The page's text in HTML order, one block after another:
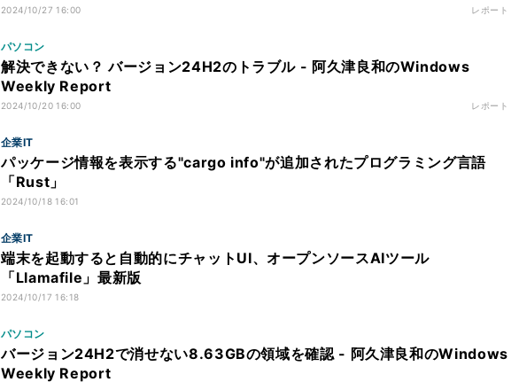
2024/10/27 16:00 レポート
パソコン
解決できない？ バージョン24H2のトラブル - 阿久津良和のWindows
Weekly Report
2024/10/20 16:00 レポート
企業IT
パッケージ情報を表示する"cargo info"が追加されたプログラミング言語
「Rust」
2024/10/18 16:01
企業IT
端末を起動すると自動的にチャットUI、オープンソースAIツール
「Llamafile」最新版
2024/10/17 16:18
パソコン
バージョン24H2で消せない8.63GBの領域を確認 - 阿久津良和のWindows
Weekly Report